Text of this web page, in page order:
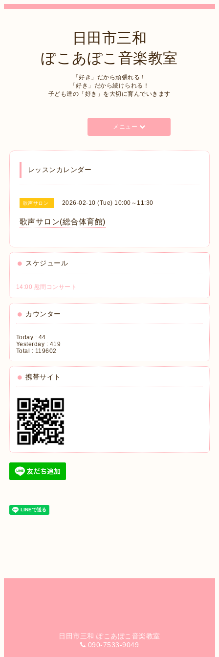
日田市三和
ぽこあぽこ音楽教室
「好き」だから頑張れる！
「好き」だから続けられる！
子ども達の「好き」を大切に育んでいきます
メニュー
レッスンカレンダー
歌声サロン 2026-02-10 (Tue) 10:00～11:30
歌声サロン(総合体育館)
スケジュール
14:00 慰問コンサート
カウンター
Today : 44
Yesterday : 419
Total : 119602
携帯サイト
日田市三和 ぽこあぽこ音楽教室
090-7533-9049